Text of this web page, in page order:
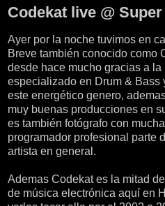
Codekat live @
Ayer por la noche tuvimos en
Breve también conocido como
desde hace mucho gracias a
especializado en Drum & Bass
este energético genero,
muy buenas producciones en
es también fotógrafo con
programador profesional parte
artista en general.
Ademas Codekat es la mitad
de música electrónica aquí en